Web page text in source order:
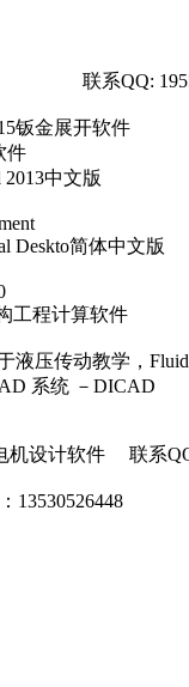
QQ:
钣金展开软件
件
中文版
Deskto简体中文版
工程计算软件
液压传动教学，
系统 －DICAD
v8.0
机设计软件 联系
13530526448